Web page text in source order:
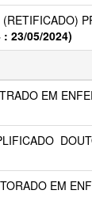
23/05/2024)
EM

EM